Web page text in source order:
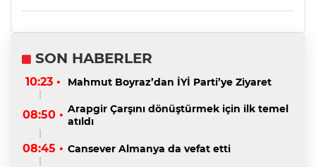
SON HABERLER
10:23 • Mahmut Boyraz’dan İYİ Parti’ye Ziyaret
08:50 • Arapgir Çarşını dönüştürmek için ilk temel
atıldı
08:45 • Cansever Almanya da vefat etti